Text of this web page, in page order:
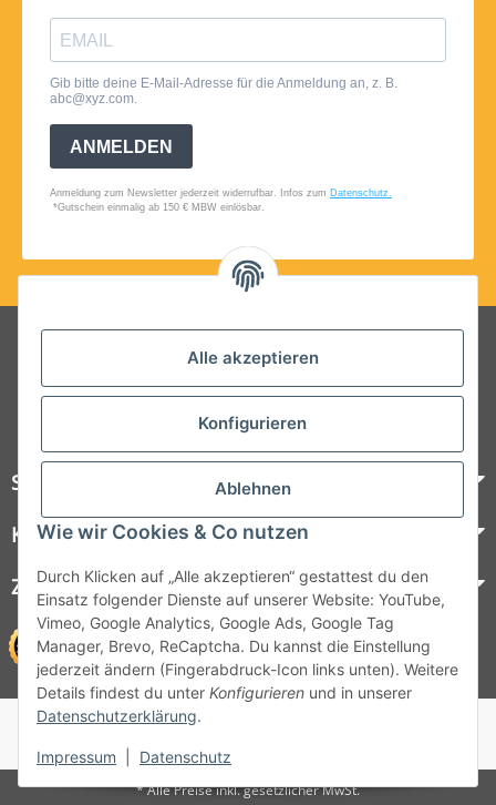
Alle akzeptieren
Konfigurieren
Ablehnen
Wie wir Cookies & Co nutzen
Durch Klicken auf „Alle akzeptieren“ gestattest du den
Einsatz folgender Dienste auf unserer Website: YouTube,
Vimeo, Google Analytics, Google Ads, Google Tag
Manager, Brevo, ReCaptcha. Du kannst die Einstellung
jederzeit ändern (Fingerabdruck-Icon links unten). Weitere
Details findest du unter Konfigurieren und in unserer
Datenschutzerklärung.
Impressum Datenschutz
Folgt uns auf Social Media
Steelboxx
Kundenservice
Zahlungsmöglichkeiten
© 1964 - 2026 Lüllmann GmbH
© 1964 - 2024 Lüllmann GmbH
* Alle Preise inkl. gesetzlicher MwSt.